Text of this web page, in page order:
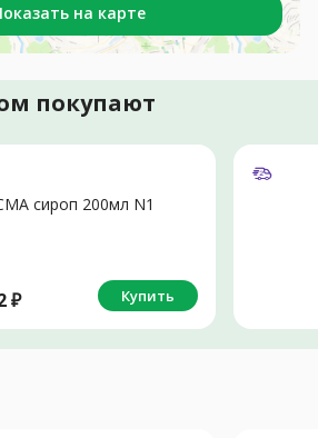
на карте
покупают
сироп 200мл N1
₽ Купить